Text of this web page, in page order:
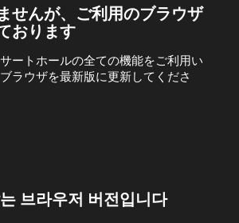
せんが、ご利用のブラウザ
おります
ートホールの全ての機能をご利用い
ラウザを最新版に更新してくださ
브라우저 버전입니다